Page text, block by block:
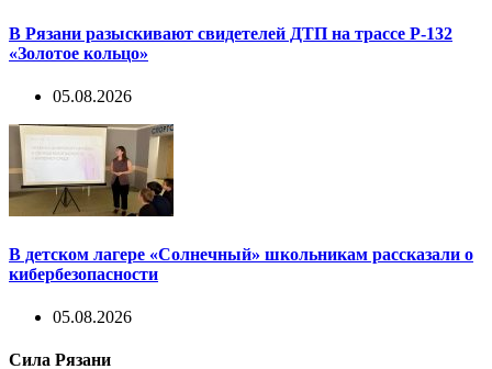
В Рязани разыскивают свидетелей ДТП на трассе Р-132
«Золотое кольцо»
05.08.2026
В детском лагере «Солнечный» школьникам рассказали о
кибербезопасности
05.08.2026
Сила Рязани